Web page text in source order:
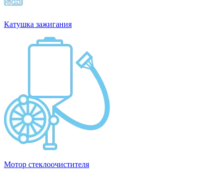
Катушка зажигания
Мотор стеклоочистителя